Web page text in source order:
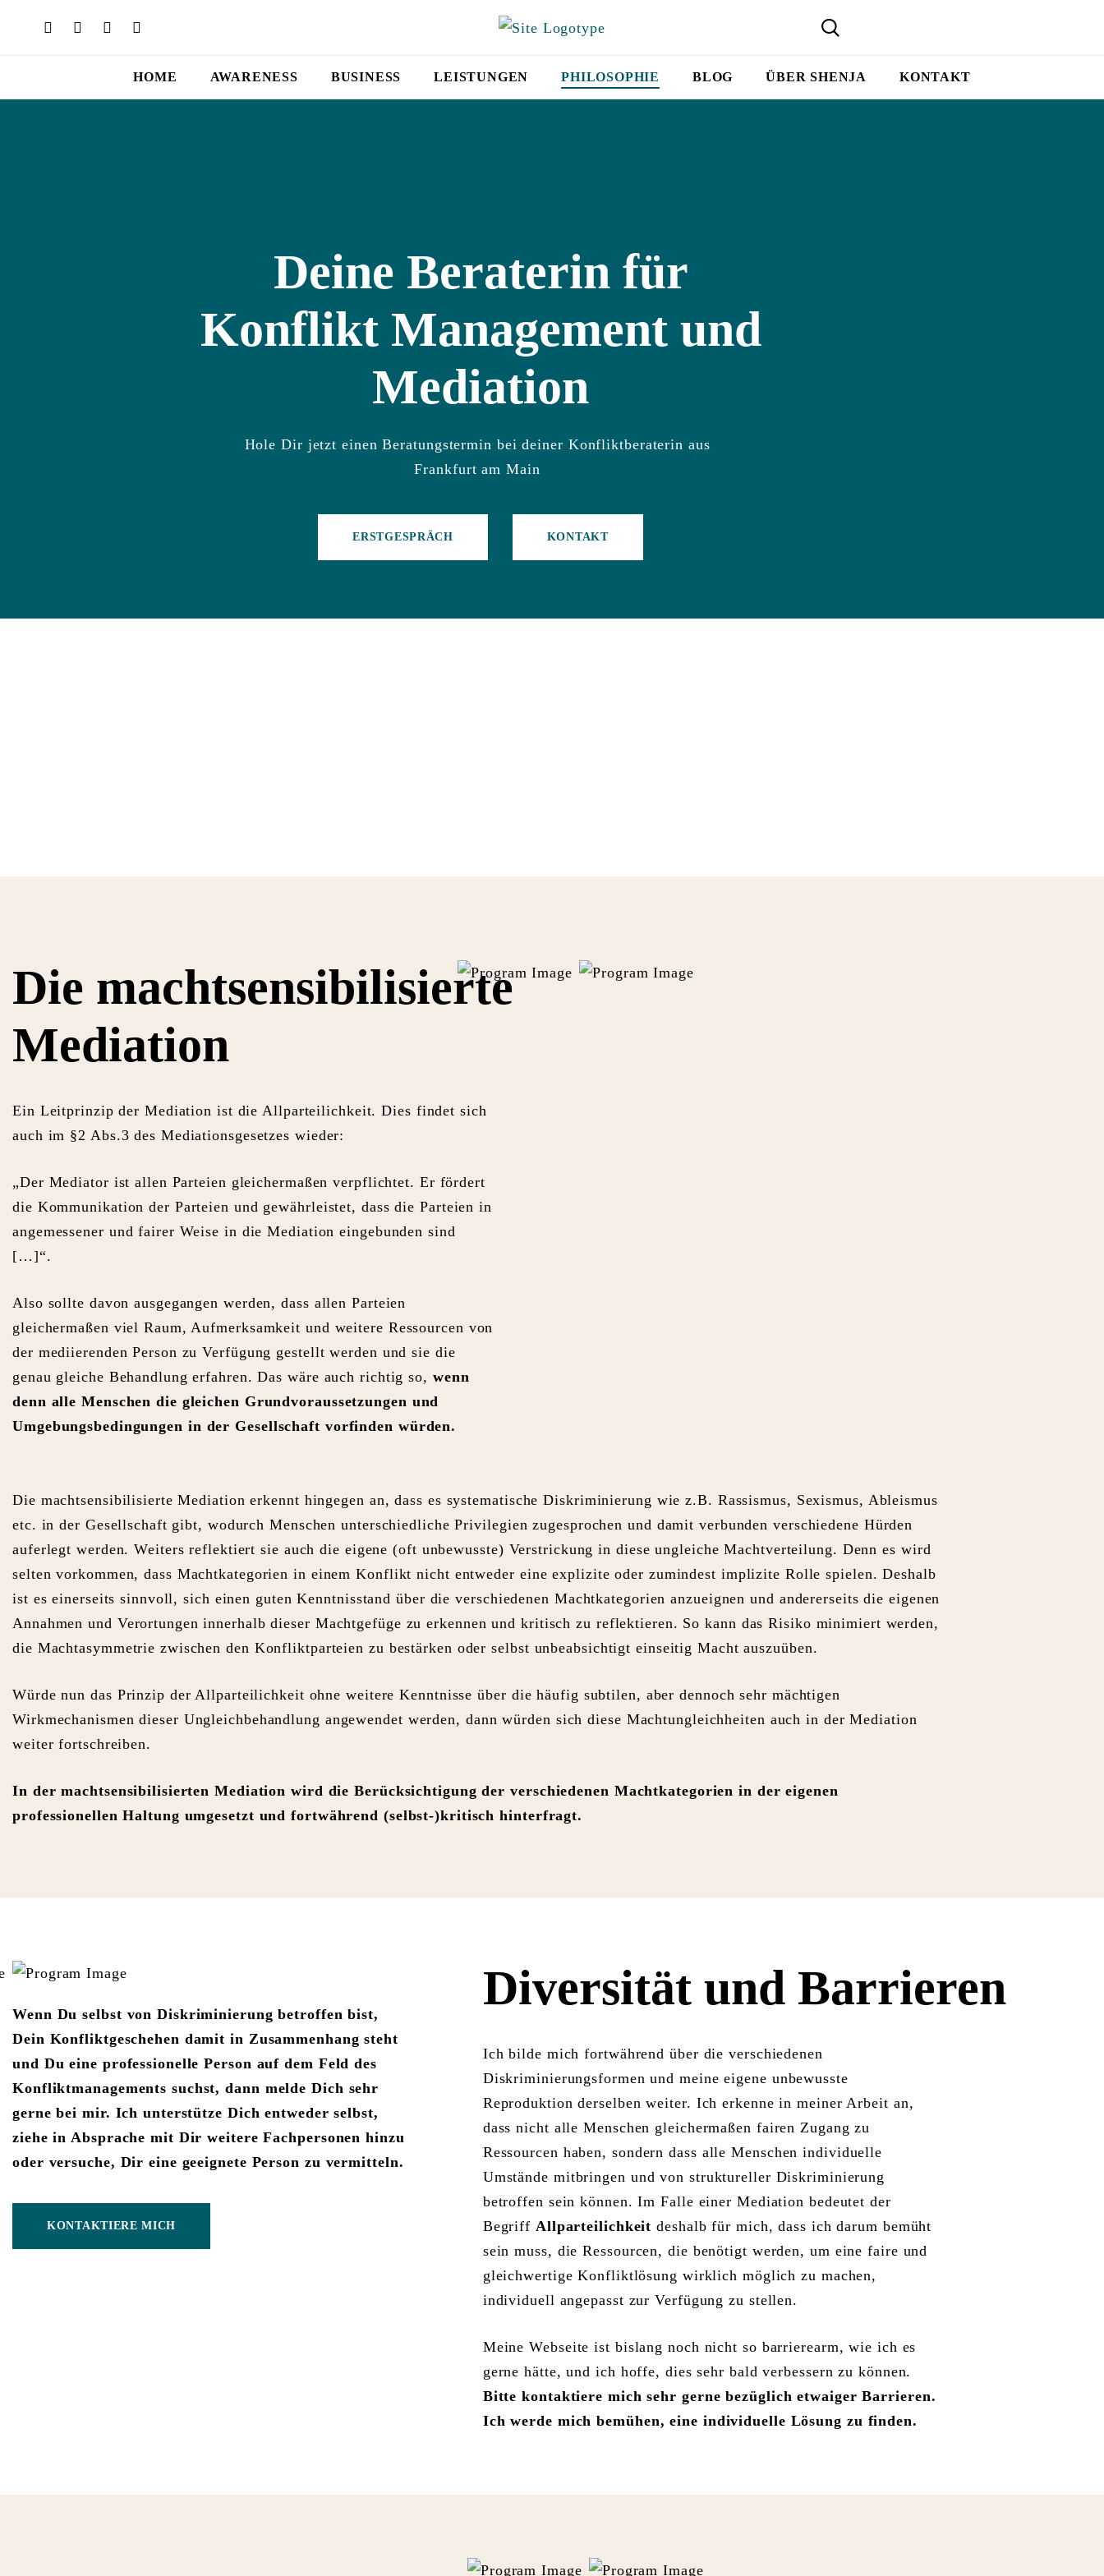
HOME AWARENESS BUSINESS LEISTUNGEN PHILOSOPHIE BLOG ÜBER SHENJA KONTAKT
Deine Beraterin für
Konflikt Management und
Mediation
Hole Dir jetzt einen Beratungstermin bei deiner Konfliktberaterin aus
Frankfurt am Main
ERSTGESPRÄCH KONTAKT
Die machtsensibilisierte
Mediation
Ein Leitprinzip der Mediation ist die Allparteilichkeit. Dies findet sich
auch im §2 Abs.3 des Mediationsgesetzes wieder:
„Der Mediator ist allen Parteien gleichermaßen verpflichtet. Er fördert
die Kommunikation der Parteien und gewährleistet, dass die Parteien in
angemessener und fairer Weise in die Mediation eingebunden sind
[…]“.
Also sollte davon ausgegangen werden, dass allen Parteien
gleichermaßen viel Raum, Aufmerksamkeit und weitere Ressourcen von
der mediierenden Person zu Verfügung gestellt werden und sie die
genau gleiche Behandlung erfahren. Das wäre auch richtig so, wenn
denn alle Menschen die gleichen Grundvoraussetzungen und
Umgebungsbedingungen in der Gesellschaft vorfinden würden.
Die machtsensibilisierte Mediation erkennt hingegen an, dass es systematische Diskriminierung wie z.B. Rassismus, Sexismus, Ableismus
etc. in der Gesellschaft gibt, wodurch Menschen unterschiedliche Privilegien zugesprochen und damit verbunden verschiedene Hürden
auferlegt werden. Weiters reflektiert sie auch die eigene (oft unbewusste) Verstrickung in diese ungleiche Machtverteilung. Denn es wird
selten vorkommen, dass Machtkategorien in einem Konflikt nicht entweder eine explizite oder zumindest implizite Rolle spielen. Deshalb
ist es einerseits sinnvoll, sich einen guten Kenntnisstand über die verschiedenen Machtkategorien anzueignen und andererseits die eigenen
Annahmen und Verortungen innerhalb dieser Machtgefüge zu erkennen und kritisch zu reflektieren. So kann das Risiko minimiert werden,
die Machtasymmetrie zwischen den Konfliktparteien zu bestärken oder selbst unbeabsichtigt einseitig Macht auszuüben.
Würde nun das Prinzip der Allparteilichkeit ohne weitere Kenntnisse über die häufig subtilen, aber dennoch sehr mächtigen
Wirkmechanismen dieser Ungleichbehandlung angewendet werden, dann würden sich diese Machtungleichheiten auch in der Mediation
weiter fortschreiben.
In der machtsensibilisierten Mediation wird die Berücksichtigung der verschiedenen Machtkategorien in der eigenen
professionellen Haltung umgesetzt und fortwährend (selbst-)kritisch hinterfragt.
Wenn Du selbst von Diskriminierung betroffen bist,
Dein Konfliktgeschehen damit in Zusammenhang steht
und Du eine professionelle Person auf dem Feld des
Konfliktmanagements suchst, dann melde Dich sehr
gerne bei mir. Ich unterstütze Dich entweder selbst,
ziehe in Absprache mit Dir weitere Fachpersonen hinzu
oder versuche, Dir eine geeignete Person zu vermitteln.
KONTAKTIERE MICH
Diversität und Barrieren
Ich bilde mich fortwährend über die verschiedenen
Diskriminierungsformen und meine eigene unbewusste
Reproduktion derselben weiter. Ich erkenne in meiner Arbeit an,
dass nicht alle Menschen gleichermaßen fairen Zugang zu
Ressourcen haben, sondern dass alle Menschen individuelle
Umstände mitbringen und von struktureller Diskriminierung
betroffen sein können. Im Falle einer Mediation bedeutet der
Begriff Allparteilichkeit deshalb für mich, dass ich darum bemüht
sein muss, die Ressourcen, die benötigt werden, um eine faire und
gleichwertige Konfliktlösung wirklich möglich zu machen,
individuell angepasst zur Verfügung zu stellen.
Meine Webseite ist bislang noch nicht so barrierearm, wie ich es
gerne hätte, und ich hoffe, dies sehr bald verbessern zu können.
Bitte kontaktiere mich sehr gerne bezüglich etwaiger Barrieren.
Ich werde mich bemühen, eine individuelle Lösung zu finden.